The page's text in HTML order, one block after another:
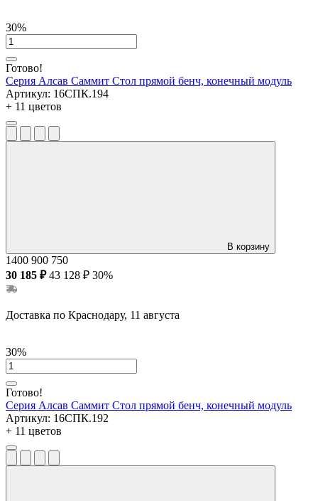
30%
Готово!
Серия Алсав Саммит Стол прямой бенч, конечный модуль
Артикул: 16СПК.194
+ 11 цветов
В корзину
1400 900 750
30 185 ₽ 43 128 ₽ 30%
Доставка по Краснодару, 11 августа
30%
Готово!
Серия Алсав Саммит Стол прямой бенч, конечный модуль
Артикул: 16СПК.192
+ 11 цветов